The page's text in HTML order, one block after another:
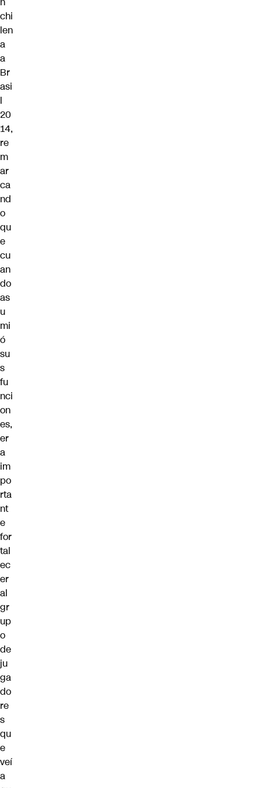
chi
len
a
a
Br
asi
l
20
14,
re
m
ar
ca
nd
o
qu
e
cu
an
do
as
u
mi
ó
su
s
fu
nci
on
es,
er
a
im
po
rta
nt
e
for
tal
ec
er
al
gr
up
o
de
ju
ga
do
re
s
qu
e
veí
a